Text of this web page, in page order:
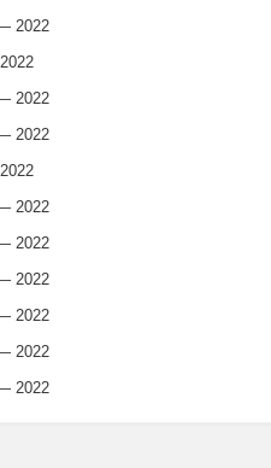
2022
2022
2022
2022
2022
2022
2022
2022
2022